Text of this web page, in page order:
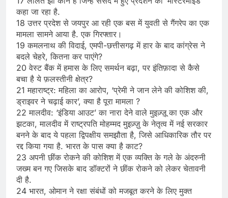
कहा जा रहा है.
18 उत्तर प्रदेश से जयपुर आ रही एक बस में युवती से गैंगरेप का एक
मामला सामने आया है. एक गिरफ्तार।
19 कमलनाथ की विदाई, एमपी-छत्तीसगढ़ में हार के बाद कांग्रेस ने
बदले चेहरे, कितना कर पाएंगे?
20 वेस्ट बैंक में हमास के लिए समर्थन बढ़ा, पर इंतिफ़ादा से कैसे
बचा है ये फ़लस्तीनी क्षेत्र?
21 महाराष्ट्र: महिला का आरोप, ‘प्रेमी ने जान लेने की कोशिश की,
ड्राइवर ने चढ़ाई कार’, क्या है पूरा मामला ?
22 मालदीव: ‘इंडिया आउट’ का नारा देने वाले मुइज़्ज़ू का एक और
झटका, मालदीव में राष्ट्रपति मोहम्मद मुइज़्ज़ु के नेतृत्व में नई सरकार
बनने के बाद ये पहला द्विपक्षीय समझौता है, जिसे आधिकारिक तौर पर
रद्द किया गया है. भारत के पास क्या है काट?
23 अपनी छींक रोकने की कोशिश में एक व्यक्ति के गले के अंदरुनी
जख्म बन गए जिसके बाद डॉक्टरों ने छींक रोकने को लेकर चेतावनी
दी है.
24 भारत, ओमान ने रक्षा संबंधों को मजबूत करने के लिए मुक्त